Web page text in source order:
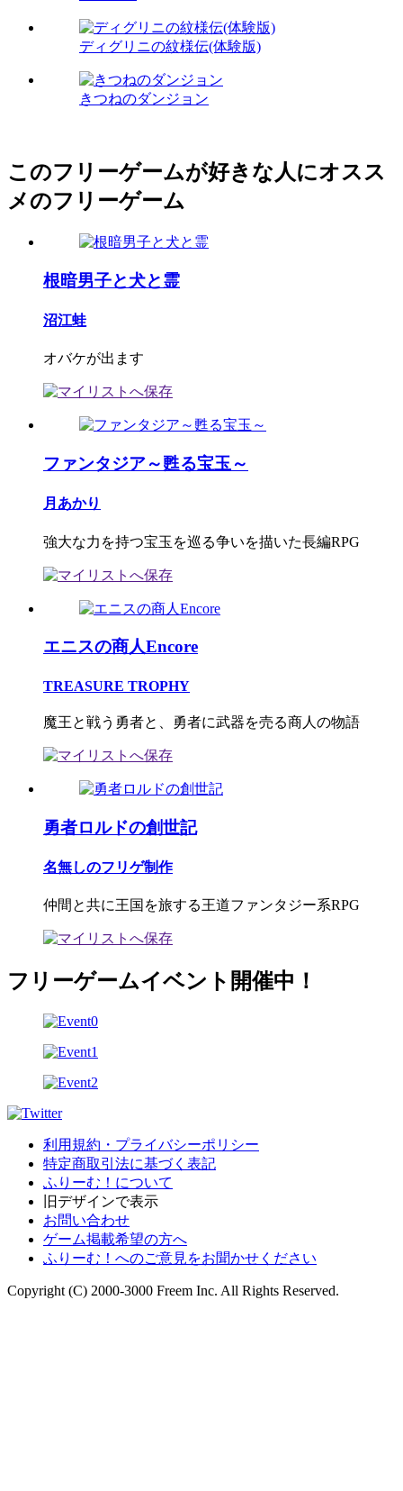
ディグリニの紋様伝(体験版)
きつねのダンジョン
このフリーゲームが好きな人にオスス
メのフリーゲーム
根暗男子と犬と霊
沼江蛙
オバケが出ます
ファンタジア～甦る宝玉～
月あかり
強大な力を持つ宝玉を巡る争いを描いた長編RPG
エニスの商人Encore
TREASURE TROPHY
魔王と戦う勇者と、勇者に武器を売る商人の物語
勇者ロルドの創世記
名無しのフリゲ制作
仲間と共に王国を旅する王道ファンタジー系RPG
フリーゲームイベント開催中！
利用規約・プライバシーポリシー
特定商取引法に基づく表記
ふりーむ！について
旧デザインで表示
お問い合わせ
ゲーム掲載希望の方へ
ふりーむ！へのご意見をお聞かせください
Copyright (C) 2000-3000 Freem Inc. All Rights Reserved.